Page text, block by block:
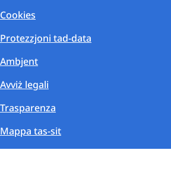
Cookies
Protezzjoni tad-data
Ambjent
Avviż legali
Trasparenza
Mappa tas-sit